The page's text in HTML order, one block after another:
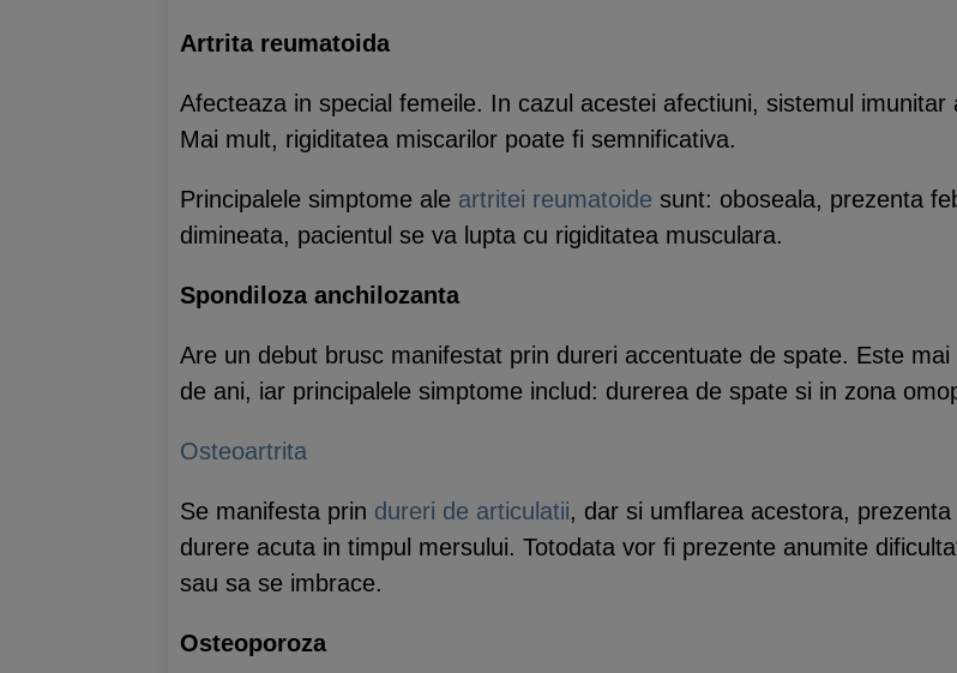
Artrita reumatoida
Afecteaza in special femeile. In cazul acestei afectiuni, sistemul
Mai mult, rigiditatea miscarilor poate fi semnificativa.
Principalele simptome ale artritei reumatoide sunt: oboseala, prezenta
dimineata, pacientul se va lupta cu rigiditatea musculara.
Spondiloza anchilozanta
Are un debut brusc manifestat prin dureri accentuate de spate. Este
de ani, iar principalele simptome includ: durerea de spate si in zona
Osteoartrita
Se manifesta prin dureri de articulatii, dar si umflarea acestora,
durere acuta in timpul mersului. Totodata vor fi prezente anumite
sau sa se imbrace.
Osteoporoza